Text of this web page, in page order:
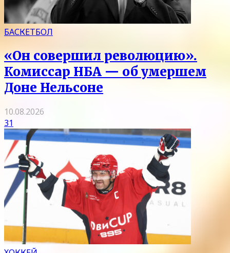
БАСКЕТБОЛ
«Он совершил революцию».
Комиссар НБА — об умершем
Доне Нельсоне
10.08.2026
31